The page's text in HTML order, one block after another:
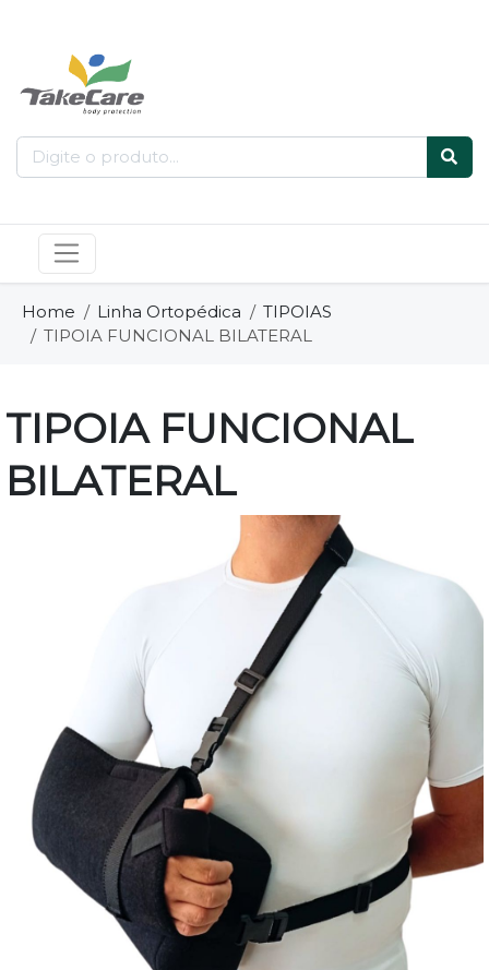
Home Linha Ortopédica
TIPOIAS
TIPOIA FUNCIONAL BILATERAL
TIPOIA FUNCIONAL
BILATERAL